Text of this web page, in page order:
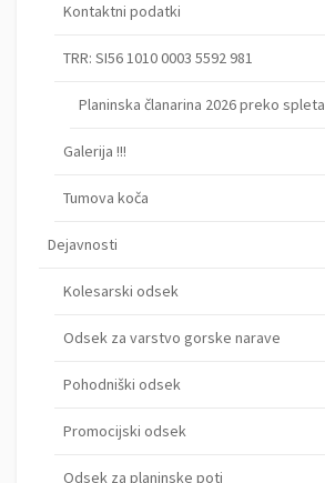
Kontaktni podatki
TRR: SI56 1010 0003 5592 981
Planinska članarina 2026 preko spleta
Galerija !!!
Tumova koča
Dejavnosti
Kolesarski odsek
Odsek za varstvo gorske narave
Pohodniški odsek
Promocijski odsek
Odsek za planinske poti